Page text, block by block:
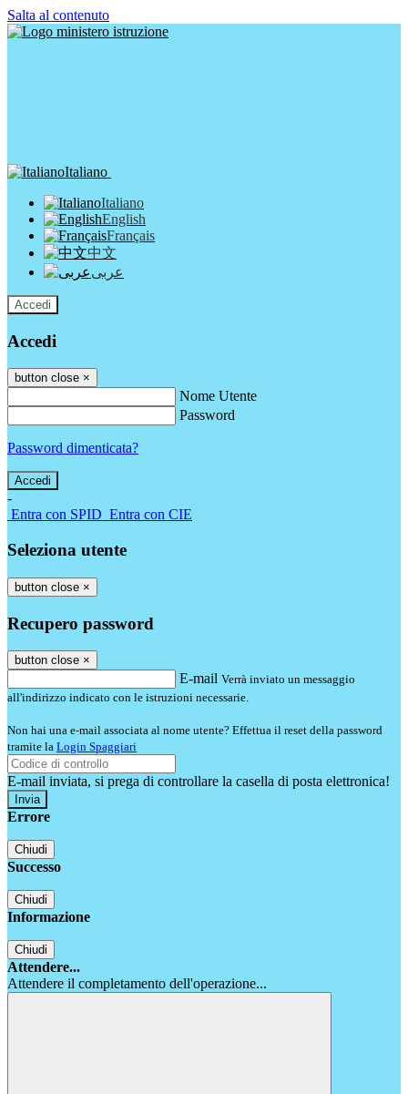
Salta al contenuto
Italiano
Italiano
English
Français
中文
عربى
Accedi
Accedi
button close ×
Nome Utente
Password
Password dimenticata?
-
Entra con SPID Entra con CIE
Seleziona utente
button close ×
Recupero password
button close ×
E-mail Verrà inviato un messaggio
all'indirizzo indicato con le istruzioni necessarie.
Non hai una e-mail associata al nome utente? Effettua il reset della password
tramite la Login Spaggiari
E-mail inviata, si prega di controllare la casella di posta elettronica!
Errore
Chiudi
Successo
Chiudi
Informazione
Chiudi
Attendere...
Attendere il completamento dell'operazione...